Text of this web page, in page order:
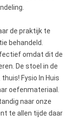
de praktijk te
behandeld.
omdat dit de
De stoel in de
Fysio In Huis
oefenmateriaal.
naar onze
te allen tijde daar